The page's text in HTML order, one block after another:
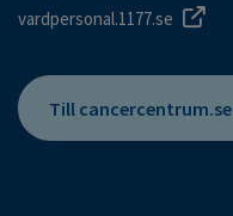
vardpersonal.1177.se
Till cancercentrum.se